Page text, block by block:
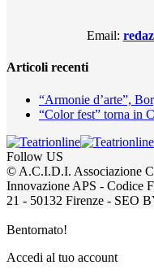
Email:
Articoli recenti
“Armonie d’arte”,
“Color fest” torna in
Follow US
© A.C.I.D.I. Associazione
Innovazione APS - Codice
21 - 50132 Firenze - SEO
Bentornato!
Accedi al tuo account